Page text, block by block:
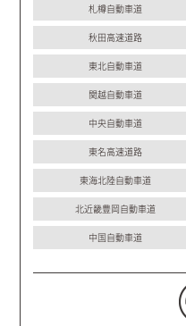
札樽自動車道
秋田高速道路
東北自動車道
関越自動車道
中央自動車道
東名高速道路
東海北陸自動車道
北近畿豊岡自動車道
中国自動車道